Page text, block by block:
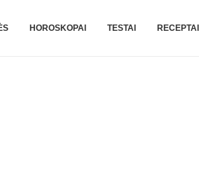
HOROSKOPAI TESTAI RECEPTAI